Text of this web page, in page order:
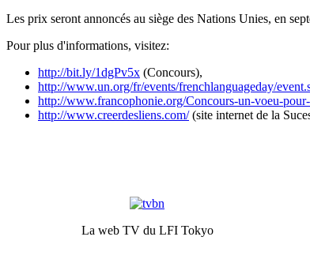
Les prix seront annoncés au siège des Nations Unies, en
Pour plus d'informations, visitez:
http://bit.ly/1dgPv5x (Concours),
http://www.un.org/fr/events/frenchlanguageday/
http://www.francophonie.org/Concours-un-voeu-
http://www.creerdesliens.com/(site internet de la
La web TV du LFI Tokyo